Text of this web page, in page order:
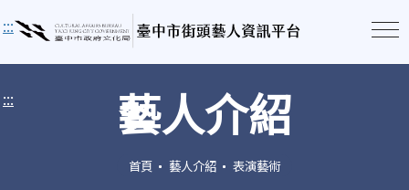
:::
::: 藝人介紹
首頁 藝人介紹 表演藝術